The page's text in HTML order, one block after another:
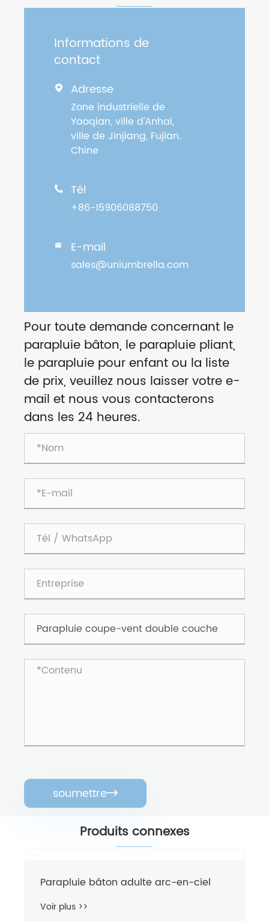
Informations de
contact
 Adresse
Zone industrielle de
Yaoqian, ville d'Anhai,
ville de Jinjiang, Fujian.
Chine
 Tél
+86-15906088750
 E-mail
sales@uniumbrella.com
Pour toute demande concernant le
parapluie bâton, le parapluie pliant,
le parapluie pour enfant ou la liste
de prix, veuillez nous laisser votre e-
mail et nous vous contacterons
dans les 24 heures.
soumettre
Produits connexes